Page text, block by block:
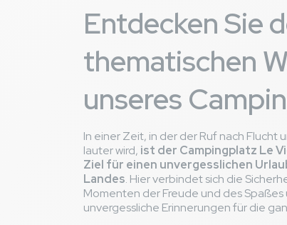
Entdecken Sie
thematischen
unseres
In einer Zeit, in der der Ruf nach Flucht
lauter wird, ist der Campingplatz Le
Ziel für einen unvergesslichen
Landes. Hier verbindet sich die
Momenten der Freude und des
unvergessliche Erinnerungen für die